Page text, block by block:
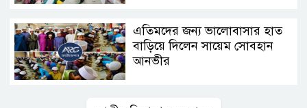
এতিমদের জন্য ভালোবাসার হাত
বাড়িয়ে দিলেন সায়েম সোবহান
আনভীর